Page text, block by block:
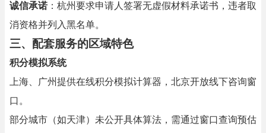
诚信承诺 ：杭州要求申请人签署无虚假材料承诺书，违者取
消资格并列入黑名单。
三、配套服务的区域特色
积分模拟系统
上海、广州提供在线积分模拟计算器，北京开放线下咨询窗
口。
部分城市（如天津）未公开具体算法，需通过窗口查询预估